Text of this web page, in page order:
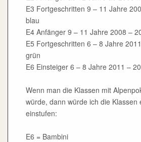
E3 Fortgeschritten 9 – 11 Jahre
blau
E4 Anfänger 9 – 11 Jahre 2008 –
E5 Fortgeschritten 6 – 8 Jahre
grün
E6 Einsteiger 6 – 8 Jahre 2011 –
Wenn man die Klassen mit
würde, dann würde ich die Klassen
einstufen:
E6 = Bambini